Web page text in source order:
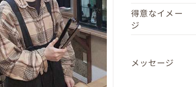
得意なイメー
ジ
メッセージ